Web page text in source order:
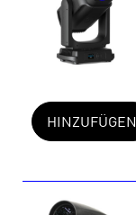
HINZUFÜGEN